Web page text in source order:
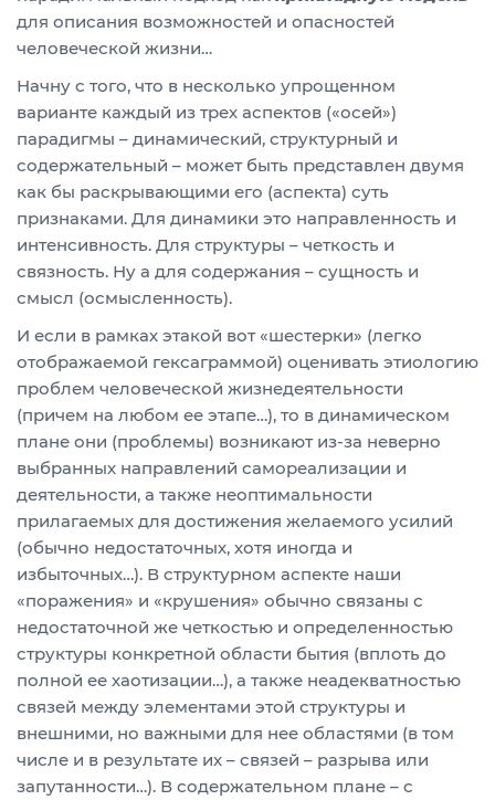
для описания возможностей и опасностей
человеческой жизни…
Начну с того, что в несколько упрощенном
варианте каждый из трех аспектов («осей»)
парадигмы – динамический, структурный и
содержательный – может быть представлен двумя
как бы раскрывающими его (аспекта) суть
признаками. Для динамики это направленность и
интенсивность. Для структуры – четкость и
связность. Ну а для содержания – сущность и
смысл (осмысленность).
И если в рамках этакой вот «шестерки» (легко
отображаемой гексаграммой) оценивать этиологию
проблем человеческой жизнедеятельности
(причем на любом ее этапе…), то в динамическом
плане они (проблемы) возникают из-за неверно
выбранных направлений самореализации и
деятельности, а также неоптимальности
прилагаемых для достижения желаемого усилий
(обычно недостаточных, хотя иногда и
избыточных…). В структурном аспекте наши
«поражения» и «крушения» обычно связаны с
недостаточной же четкостью и определенностью
структуры конкретной области бытия (вплоть до
полной ее хаотизации…), а также неадекватностью
связей между элементами этой структуры и
внешними, но важными для нее областями (в том
числе и в результате их – связей – разрыва или
запутанности…). В содержательном плане – с